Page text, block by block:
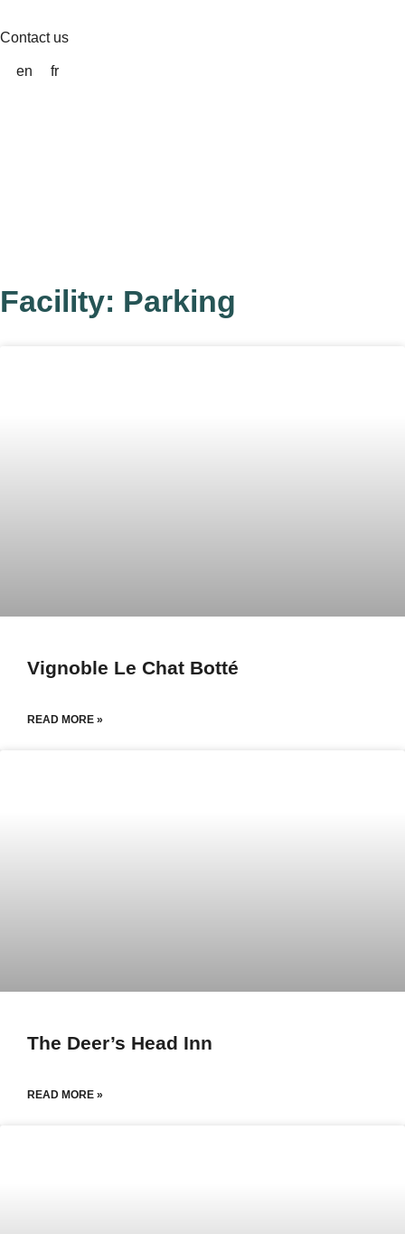
to
Contact us
en fr
Facility: Parking
Vignoble Le Chat Botté
READ MORE »
The Deer’s Head Inn
READ MORE »